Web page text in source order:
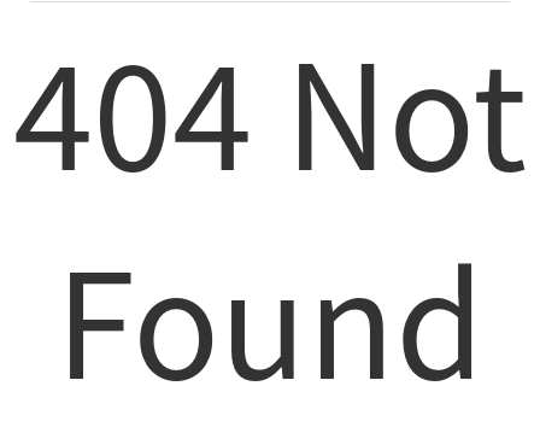
404 Not
Found